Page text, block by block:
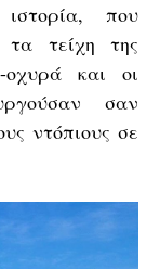
που
τα τείχη της
οχυρά και οι
σαν
ντόπιους σε